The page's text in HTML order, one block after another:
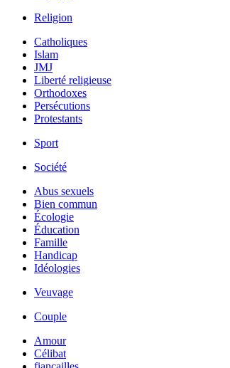
Religion
Catholiques
Islam
JMJ
Liberté religieuse
Orthodoxes
Persécutions
Protestants
Sport
Société
Abus sexuels
Bien commun
Écologie
Éducation
Famille
Handicap
Idéologies
Veuvage
Couple
Amour
Célibat